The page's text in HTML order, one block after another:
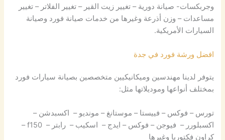
وجربكسات- صيانة دورية – تغيير زيت القير – تغيير الفلاتر – تغيير
مساعدات – وزن أذرعة وغيرها من خدمات صيانة فورد وصيانة
السيارات الأمريكية.
افضل ورشة فورد في جدة
يتوفر لدينا مهندسين وميكانيكيين متخصصين بصيانة سيارات فورد
بمختلف أنواعها وموديلاتها مثل:
تورس – فوكس‏ – فييستا‏ – موستانغ – مونديو‏ – اكسبدشن –
اكسبلورر – فيوجن – فوكس – ايدج – اسكيب – رابتر – f150 –
كراون فكتوريا وغيرها